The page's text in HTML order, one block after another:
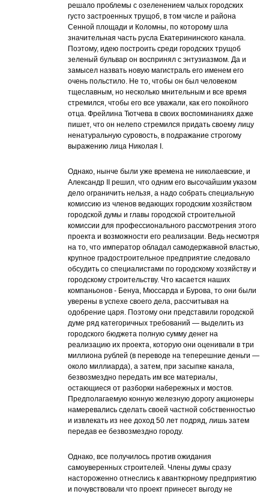
решало проблемы с озеленением чалых городских
густо застроенных трущоб, в том числе и района
Сенной площади и Коломны, по которому шла
значительная часть русла Екатерининского канала.
Поэтому, идею построить среди городских трущоб
зеленый бульвар он воспринял с энтузиазмом. Да и
замысел назвать новую магистраль его именем его
очень польстило. Не то, чтобы он был человеком
тщеславным, но несколько мнительным и все время
стремился, чтобы его все уважали, как его покойного
отца. Фрейлина Тютчева в своих воспоминаниях даже
пишет, что он нелепо стремился придать своему лицу
ненатуральную суровость, в подражание строгому
выражению лица Николая I.
Однако, нынче были уже времена не николаевские, и
Александр II решил, что одним его высочайшим указом
дело ограничить нельзя, а надо собрать специальную
комиссию из членов ведающих городским хозяйством
городской думы и главы городской строительной
комиссии для профессионального рассмотрения этого
проекта и возможности его реализации. Ведь несмотря
на то, что император обладал самодержавной властью,
крупное градостроительное предприятие следовало
обсудить со специалистами по городскому хозяйству и
городскому строительству. Что касается наших
компаньонов - Бенуа, Мюссарда и Бурова, то они были
уверены в успехе своего дела, рассчитывая на
одобрение царя. Поэтому они представили городской
думе ряд категоричных требований — выделить из
городского бюджета полную сумму денег на
реализацию их проекта, которую они оценивали в три
миллиона рублей (в переводе на теперешние деньги —
около миллиарда), а затем, при засыпке канала,
безвозмездно передать им все материалы,
остающиеся от разборки набережных и мостов.
Предполагаемую конную железную дорогу акционеры
намеревались сделать своей частной собственностью
и извлекать из нее доход 50 лет подряд, лишь затем
передав ее безвозмездно городу.
Однако, все получилось против ожидания
самоуверенных строителей. Члены думы сразу
настороженно отнеслись к авантюрному предприятию
и почувствовали что проект принесет выгоду не